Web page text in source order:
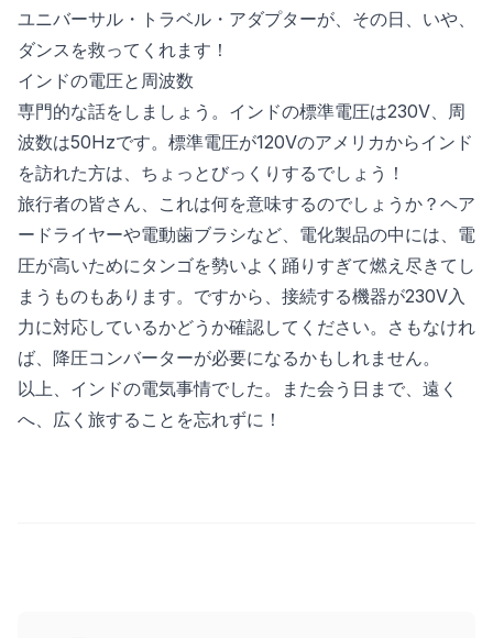
ユニバーサル・トラベル・アダプターが、その日、いや、
ダンスを救ってくれます！
インドの電圧と周波数
専門的な話をしましょう。インドの標準電圧は230V、周
波数は50Hzです。標準電圧が120Vのアメリカからインド
を訪れた方は、ちょっとびっくりするでしょう！
旅行者の皆さん、これは何を意味するのでしょうか？ヘア
ードライヤーや電動歯ブラシなど、電化製品の中には、電
圧が高いためにタンゴを勢いよく踊りすぎて燃え尽きてし
まうものもあります。ですから、接続する機器が230V入
力に対応しているかどうか確認してください。さもなけれ
ば、降圧コンバーターが必要になるかもしれません。
以上、インドの電気事情でした。また会う日まで、遠く
へ、広く旅することを忘れずに！